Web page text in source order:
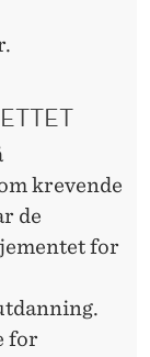
krevende
de
for
for